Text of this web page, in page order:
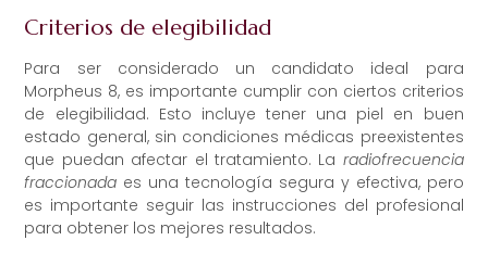
Criterios de elegibilidad
Para ser considerado un candidato ideal para
Morpheus 8, es importante cumplir con ciertos criterios
de elegibilidad. Esto incluye tener una piel en buen
estado general, sin condiciones médicas preexistentes
que puedan afectar el tratamiento. La radiofrecuencia
fraccionada es una tecnología segura y efectiva, pero
es importante seguir las instrucciones del profesional
para obtener los mejores resultados.